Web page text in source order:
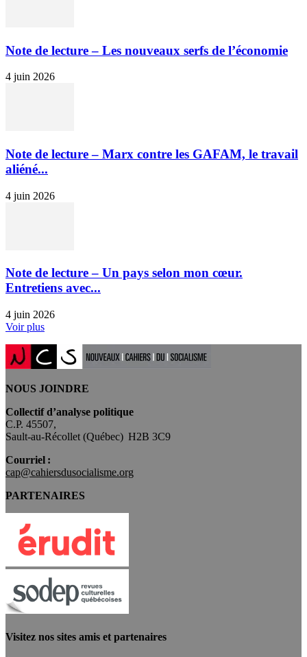
Note de lecture – Les nouveaux serfs de l’économie
4 juin 2026
Note de lecture – Marx contre les GAFAM, le travail
aliéné...
4 juin 2026
Note de lecture – Un pays selon mon cœur.
Entretiens avec...
4 juin 2026
Voir plus
NOUS JOINDRE
Collectif d’analyse politique
C.P. 45507,
Sault-au-Récollet (Québec) H2B 3C9
Courriel :
cap@cahiersdusocialisme.org
PARTENAIRES
Visitez nos sites amis et partenaires